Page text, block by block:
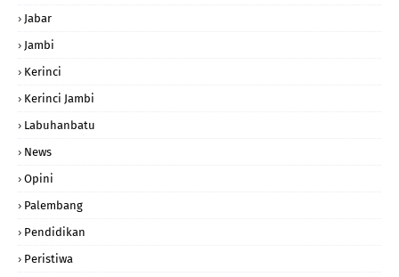
Jabar
Jambi
Kerinci
Kerinci Jambi
Labuhanbatu
News
Opini
Palembang
Pendidikan
Peristiwa